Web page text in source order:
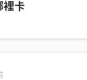
裡卡